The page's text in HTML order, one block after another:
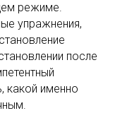
режиме.
упражнения,
после
какой именно